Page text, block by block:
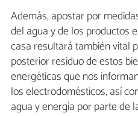
Además, apostar por
del agua y de los productos
casa resultará también vital
posterior residuo de estos
energéticas que nos
los electrodomésticos, así
agua y energía por parte de